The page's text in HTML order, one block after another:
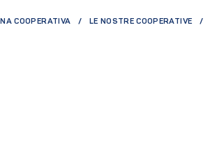
COOPERATIVA LE NOSTRE COOPERATIVE